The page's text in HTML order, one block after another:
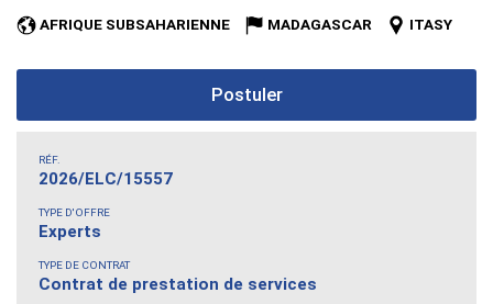
AFRIQUE SUBSAHARIENNE MADAGASCAR ITASY
Postuler
RÉF.
2026/ELC/15557
TYPE D'OFFRE
Experts
TYPE DE CONTRAT
Contrat de prestation de services